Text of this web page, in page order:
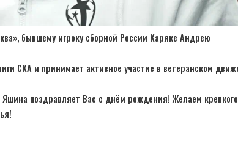
бывшему игроку сборной России Каряке Андрею
СКА и принимает активное участие в ветеранском
поздравляет Вас с днём рождения! Желаем